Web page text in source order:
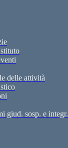
delle attività
giud. sosp. e integr.